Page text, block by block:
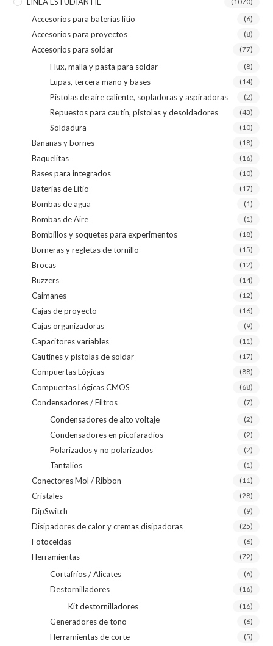
Accesorios para baterias litio (6)
Accesorios para proyectos (8)
Accesorios para soldar (77)
Flux, malla y pasta para soldar (8)
Lupas, tercera mano y bases (14)
Pistolas de aire caliente, sopladoras y aspiradoras (2)
Repuestos para cautín, pistolas y desoldadores (43)
Soldadura (10)
Bananas y bornes (18)
Baquelitas (16)
Bases para integrados (10)
Baterías de Litio (17)
Bombas de agua (1)
Bombas de Aire (1)
Bombillos y soquetes para experimentos (18)
Borneras y regletas de tornillo (15)
Brocas (12)
Buzzers (14)
Caimanes (12)
Cajas de proyecto (16)
Cajas organizadoras (9)
Capacitores variables (11)
Cautines y pistolas de soldar (17)
Compuertas Lógicas (88)
Compuertas Lógicas CMOS (68)
Condensadores / Filtros (7)
Condensadores de alto voltaje (2)
Condensadores en picofaradios (2)
Polarizados y no polarizados (2)
Tantalios (1)
Conectores Mol / Ribbon (11)
Cristales (28)
DipSwitch (9)
Disipadores de calor y cremas disipadoras (25)
Fotoceldas (6)
Herramientas (72)
Cortafríos / Alicates (6)
Destornilladores (16)
Kit destornilladores (16)
Generadores de tono (6)
Herramientas de corte (5)